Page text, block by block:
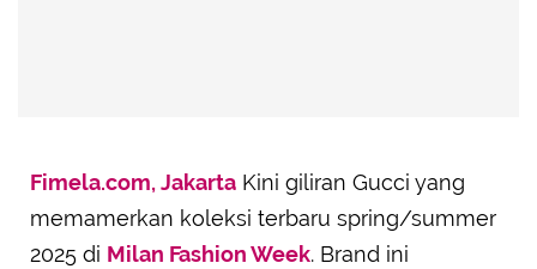
Fimela.com, Jakarta Kini giliran Gucci yang
memamerkan koleksi terbaru spring/summer
2025 di Milan Fashion Week. Brand ini